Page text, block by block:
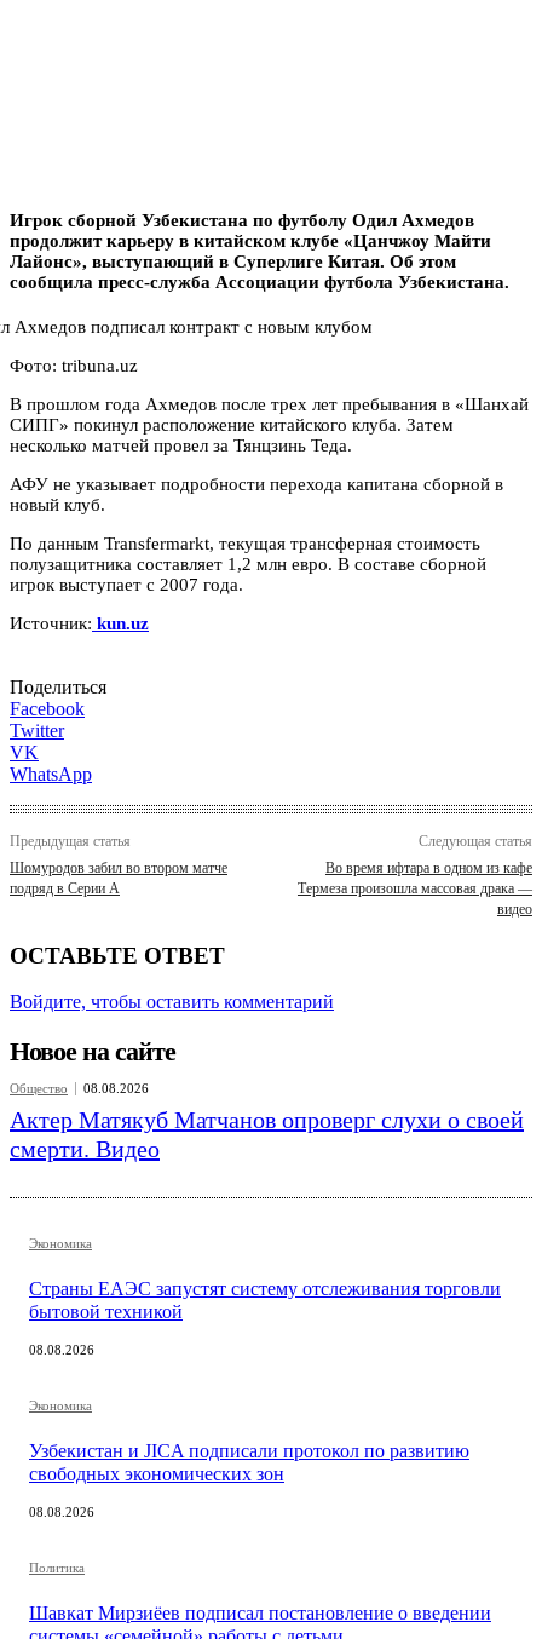
Игрок сборной Узбекистана по футболу Одил Ахмедов
продолжит карьеру в китайском клубе «Цанчжоу Майти
Лайонс», выступающий в Суперлиге Китая. Об этом
сообщила пресс-служба Ассоциации футбола Узбекистана.
Фото: tribuna.uz
В прошлом года Ахмедов после трех лет пребывания в «Шанхай
СИПГ» покинул расположение китайского клуба. Затем
несколько матчей провел за Тянцзинь Теда.
АФУ не указывает подробности перехода капитана сборной в
новый клуб.
По данным Transfermarkt, текущая трансферная стоимость
полузащитника составляет 1,2 млн евро. В составе сборной
игрок выступает с 2007 года.
Источник: kun.uz
Поделиться
Facebook
Twitter
VK
WhatsApp
Предыдущая статья
Шомуродов забил во втором матче
подряд в Серии А
Следующая статья
Во время ифтара в одном из кафе
Термеза произошла массовая драка —
видео
ОСТАВЬТЕ ОТВЕТ
Войдите, чтобы оставить комментарий
Новое на сайте
Общество 08.08.2026
Актер Матякуб Матчанов опроверг слухи о своей
смерти. Видео
Экономика
Страны ЕАЭС запустят систему отслеживания торговли
бытовой техникой
08.08.2026
Экономика
Узбекистан и JICA подписали протокол по развитию
свободных экономических зон
08.08.2026
Политика
Шавкат Мирзиёев подписал постановление о введении